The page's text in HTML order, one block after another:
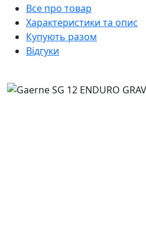
Все про товар
Характеристики та опис
Купують разом
Відгуки